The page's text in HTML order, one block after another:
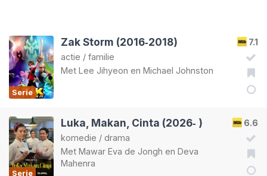
Serie
7.1
Zak Storm (2016‑2018)
actie / familie
Met Lee Jihyeon en Michael Johnston
Serie
6.6
Luka, Makan, Cinta (2026‑ )
komedie / drama
Met Mawar Eva de Jongh en Deva
Mahenra